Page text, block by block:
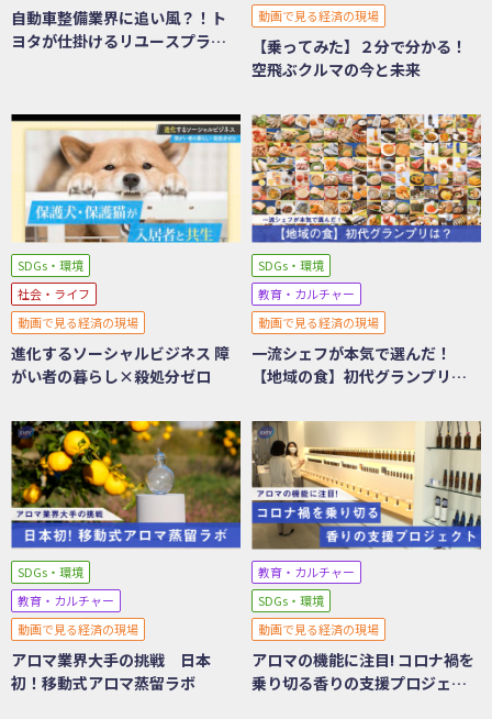
自動車整備業界に追い風？！ト
ヨタが仕掛けるリユースプラッ
動画で見る経済の現場
【乗ってみた】２分で分かる！
空飛ぶクルマの今と未来
SDGs・環境
社会・ライフ
動画で見る経済の現場
進化するソーシャルビジネス 障
がい者の暮らし×殺処分ゼロ
SDGs・環境
教育・カルチャー
動画で見る経済の現場
一流シェフが本気で選んだ！
【地域の食】初代グランプリ
SDGs・環境
教育・カルチャー
動画で見る経済の現場
アロマ業界大手の挑戦 日本
初！移動式アロマ蒸留ラボ
教育・カルチャー
SDGs・環境
動画で見る経済の現場
アロマの機能に注目! コロナ禍を
乗り切る香りの支援プロジェク